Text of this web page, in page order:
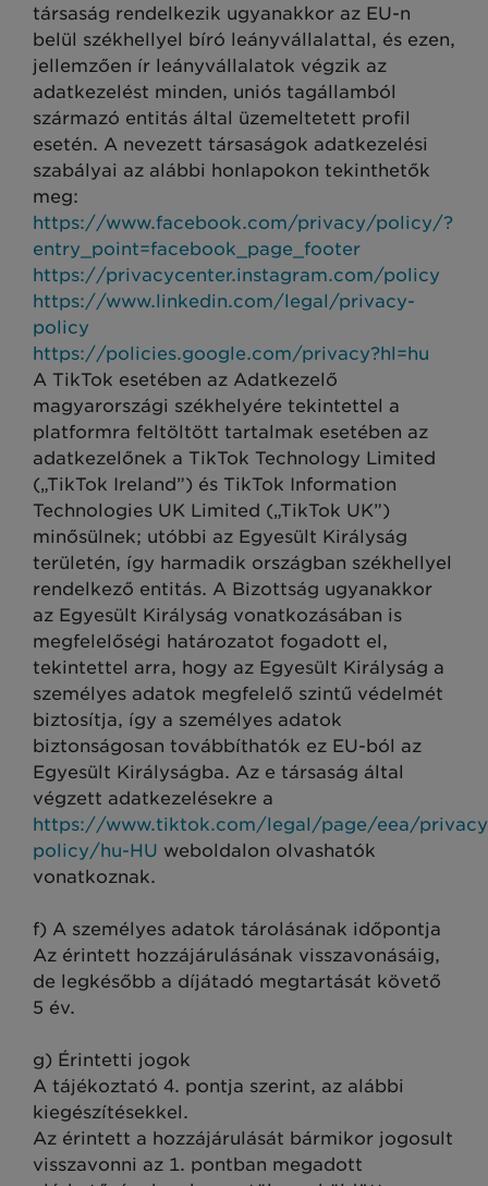
társaság rendelkezik ugyanakkor az EU-n
belül székhellyel bíró leányvállalattal, és ezen,
jellemzően ír leányvállalatok végzik az
adatkezelést minden, uniós tagállamból
származó entitás által üzemeltetett profil
esetén. A nevezett társaságok adatkezelési
szabályai az alábbi honlapokon tekinthetők
meg:
https://www.facebook.com/privacy/policy/?
entry_point=facebook_page_footer
https://privacycenter.instagram.com/policy
https://www.linkedin.com/legal/privacy-
policy
https://policies.google.com/privacy?hl=hu
A TikTok esetében az Adatkezelő
magyarországi székhelyére tekintettel a
platformra feltöltött tartalmak esetében az
adatkezelőnek a TikTok Technology Limited
(„TikTok Ireland”) és TikTok Information
Technologies UK Limited („TikTok UK”)
minősülnek; utóbbi az Egyesült Királyság
területén, így harmadik országban székhellyel
rendelkező entitás. A Bizottság ugyanakkor
az Egyesült Királyság vonatkozásában is
megfelelőségi határozatot fogadott el,
tekintettel arra, hogy az Egyesült Királyság a
személyes adatok megfelelő szintű védelmét
biztosítja, így a személyes adatok
biztonságosan továbbíthatók ez EU-ból az
Egyesült Királyságba. Az e társaság által
végzett adatkezelésekre a
https://www.tiktok.com/legal/page/eea/
policy/hu-HU weboldalon olvashatók
vonatkoznak.
f) A személyes adatok tárolásának időpontja
Az érintett hozzájárulásának visszavonásáig,
de legkésőbb a díjátadó megtartását követő
5 év.
g) Érintetti jogok
A tájékoztató 4. pontja szerint, az alábbi
kiegészítésekkel.
Az érintett a hozzájárulását bármikor jogosult
visszavonni az 1. pontban megadott